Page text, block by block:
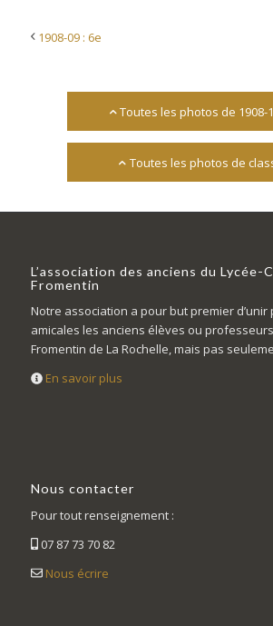
1908-09 : 6e
Toutes les photos de 1908-
Toutes les photos de
L’association des anciens du Lycée-
Fromentin
Notre association a pour but premier
amicales les anciens élèves ou
Fromentin de La Rochelle, mais pas
En savoir plus
Nous contacter
Pour tout renseignement :
07 87 73 70 82
Nous écrire